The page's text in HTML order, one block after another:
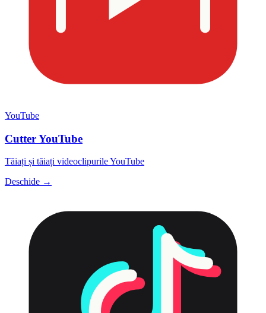
YouTube
Cutter YouTube
Tăiați și tăiați videoclipurile YouTube
Deschide →